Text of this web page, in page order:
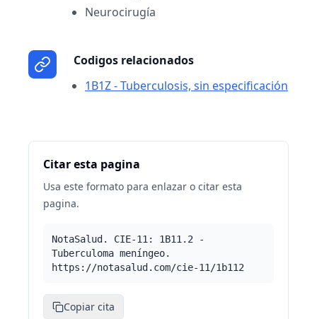
Neurocirugía
Codigos relacionados
1B1Z - Tuberculosis, sin especificación
Citar esta pagina
Usa este formato para enlazar o citar esta
pagina.
NotaSalud. CIE-11: 1B11.2 -
Tuberculoma meníngeo.
https://notasalud.com/cie-11/1b112
Copiar cita